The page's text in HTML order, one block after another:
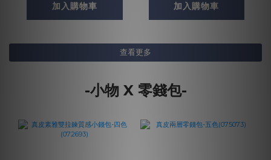
加入購物車 加入購物車
查看更多
-小物 X 零錢包-